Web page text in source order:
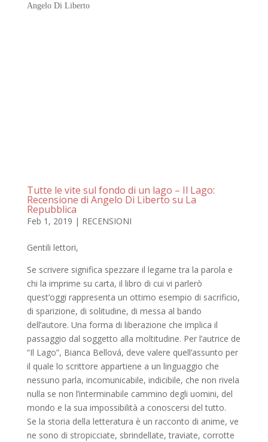
Angelo Di Liberto
Tutte le vite sul fondo di un lago – Il Lago:
Recensione di Angelo Di Liberto su La
Repubblica
Feb 1, 2019 | RECENSIONI
Gentili lettori,
Se scrivere significa spezzare il legame tra la parola e
chi la imprime su carta, il libro di cui vi parlerò
quest’oggi rappresenta un ottimo esempio di sacrificio,
di sparizione, di solitudine, di messa al bando
dell’autore. Una forma di liberazione che implica il
passaggio dal soggetto alla moltitudine. Per l’autrice de
“Il Lago”, Bianca Bellová, deve valere quell’assunto per
il quale lo scrittore appartiene a un linguaggio che
nessuno parla, incomunicabile, indicibile, che non rivela
nulla se non l’interminabile cammino degli uomini, del
mondo e la sua impossibilità a conoscersi del tutto.
Se la storia della letteratura è un racconto di anime, ve
ne sono di stropicciate, sbrindellate, traviate, corrotte